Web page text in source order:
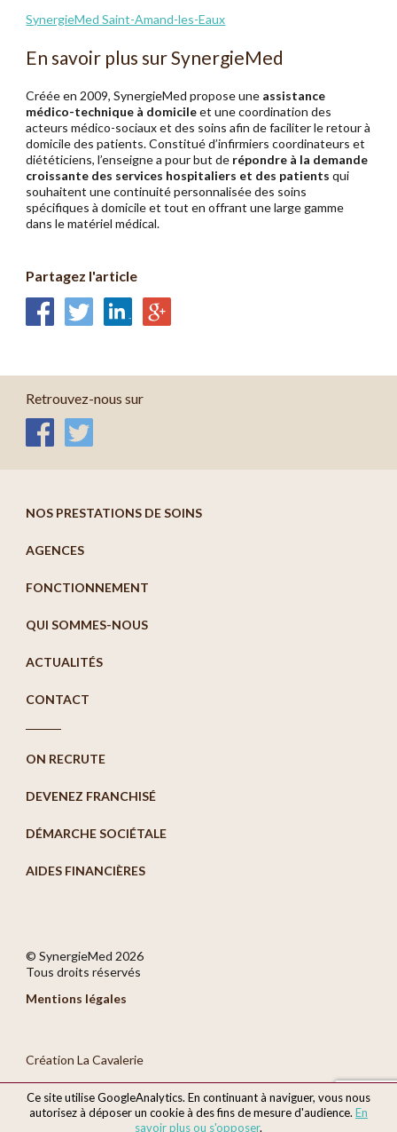
Ce site utilise GoogleAnalytics. En continuant à naviguer, vous nous
autorisez à déposer un cookie à des fins de mesure d'audience. En
savoir plus ou s'opposer.
Partagez l'article
SynergieMed Saint-Amand-les-Eaux
En savoir plus sur SynergieMed
Créée en 2009, SynergieMed propose une assistance
médico-technique à domicileet une coordination des
acteurs médico-sociaux et des soins afin de faciliter le retour à
domicile des patients. Constitué d’infirmiers coordinateurs et
diététiciens, l’enseigne a pour but de répondre à la demande
croissante des services hospitaliers et des patients qui
souhaitent une continuité personnalisée des soins
spécifiques à domicile et tout en offrant une large gamme
dans le matériel médical.
Retrouvez-nous sur
NOS PRESTATIONS DE SOINS
AGENCES
FONCTIONNEMENT
QUI SOMMES-NOUS
ACTUALITÉS
CONTACT
ON RECRUTE
DEVENEZ FRANCHISÉ
DÉMARCHE SOCIÉTALE
AIDES FINANCIÈRES
© SynergieMed 2026
Tous droits réservés
Mentions légales
Création La Cavalerie